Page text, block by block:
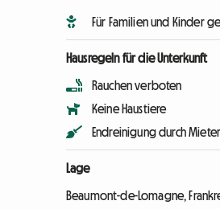
Für Familien und Kinder
Hausregeln für die Unterkunft
Rauchen verboten
Keine Haustiere
Endreinigung durch Mieter
Lage
Beaumont-de-Lomagne,